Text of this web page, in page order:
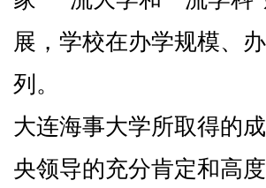
展，学校在办学规模、
列。
大连海事大学所取得的
央领导的充分肯定和高度